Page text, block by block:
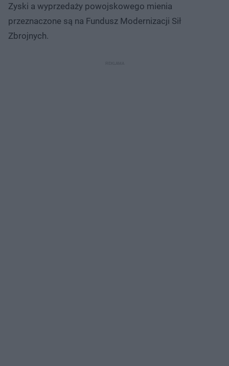
Zyski a wyprzedaży powojskowego mienia
przeznaczone są na Fundusz Modernizacji Sił
Zbrojnych.​​​​